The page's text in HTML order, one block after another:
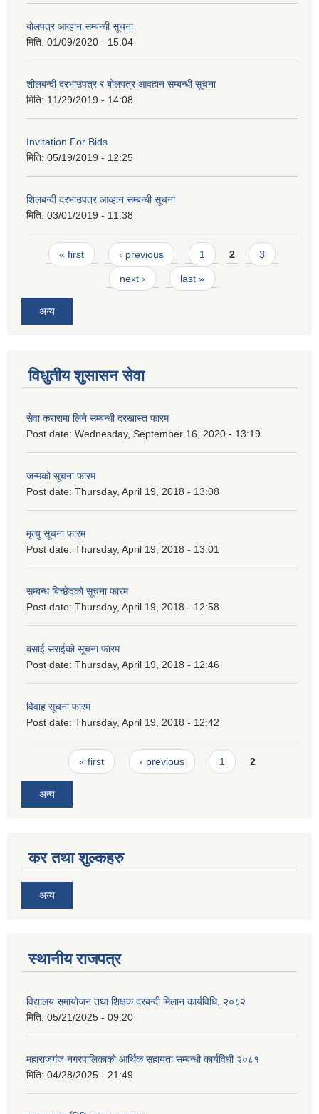
बोलपत्र आव्हान सम्बन्धी सूचना
मिति: 01/09/2020 - 15:04
शीलबन्दी दरभाउपत्र र बोलपत्र आवहान सम्बन्धी सूचना
मिति: 11/29/2019 - 14:08
Invitation For Bids
मिति: 05/19/2019 - 12:25
शिलबन्दी दरभाउपत्र आव्हान सम्बन्धी सूचना
मिति: 03/01/2019 - 11:38
Pages
« first ‹ previous 1 2 3
next › last »
अन्य
विधुतीय शुसासन सेवा
सेवा करारामा लिने सम्बन्धी दरखास्त फारम
Post date: Wednesday, September 16, 2020 - 13:19
जन्मको सूचना फारम
Post date: Thursday, April 19, 2018 - 13:08
मृत्यु सूचना फारम
Post date: Thursday, April 19, 2018 - 13:01
सम्बन्ध बिच्छेदको सूचना फारम
Post date: Thursday, April 19, 2018 - 12:58
बसाई सराईको सूचना फारम
Post date: Thursday, April 19, 2018 - 12:46
विवाह सूचना फारम
Post date: Thursday, April 19, 2018 - 12:42
Pages« first ‹ previous 1 2
अन्य
कर तथा शुल्कहरु
अन्य
स्थानीय राजपत्र
विद्यालय समायोजन तथा शिक्षक दरबन्दी मिलान कार्यविधि, २०८२
मिति: 05/21/2025 - 09:20
महाराजगंज नगरपालिकाको आर्थिक सहायता सम्बन्धी कार्यविधी २०८१
मिति: 04/28/2025 - 21:49